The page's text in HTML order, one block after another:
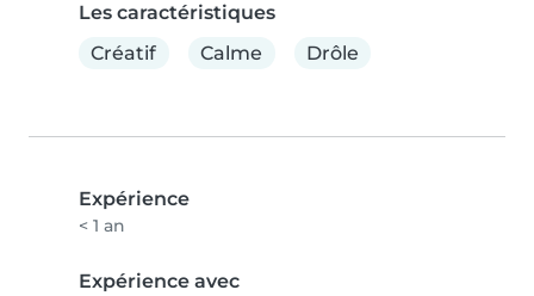
Les caractéristiques
Créatif
Calme Drôle
Expérience
< 1 an
Expérience avec